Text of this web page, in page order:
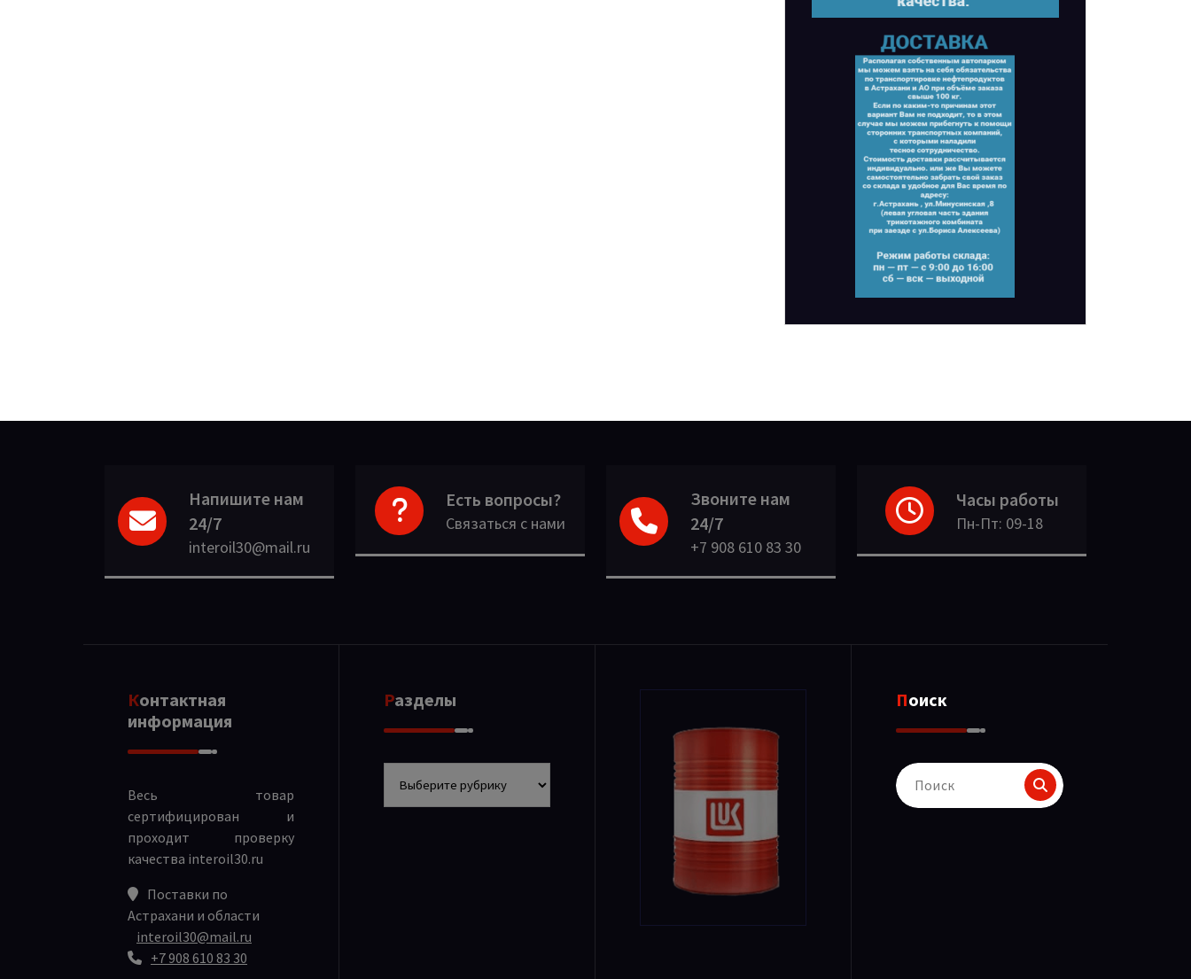
Напишите нам
24/7
interoil30@mail.ru
Есть вопросы?
Связаться с нами
Звоните нам
24/7
+7 908 610 83 30
Часы работы
Пн-Пт: 09-18
Контактная
информация
Весь товар
сертифицирован и
проходит проверку
качества interoil30.ru
Поставки по
Астрахани и области
interoil30@mail.ru
+7 908 610 83 30
Разделы Поиск
Поиск
для: